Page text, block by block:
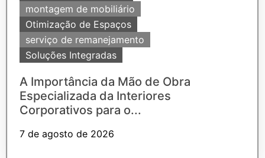
montagem de mobiliário
Otimização de Espaços
serviço de remanejamento
Soluções Integradas
A Importância da Mão de Obra
Especializada da Interiores
Corporativos para o...
7 de agosto de 2026